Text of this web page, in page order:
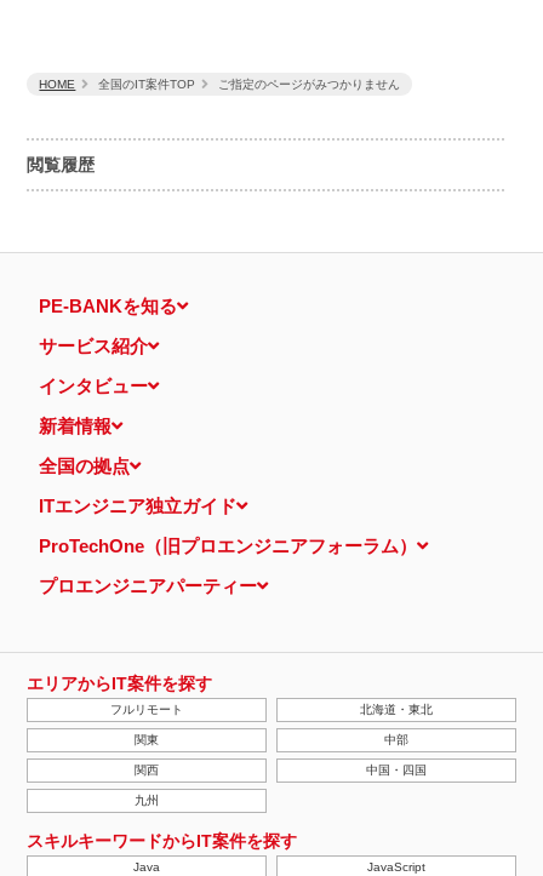
閲覧履歴
HOME 全国のIT案件TOP ご指定のページがみつかりません
PE-BANKを知る
サービス紹介
インタビュー
新着情報
全国の拠点
ITエンジニア独立ガイド
ProTechOne（旧プロエンジニアフォーラム）
プロエンジニアパーティー
エリアからIT案件を探す
フルリモート 北海道・東北
関東 中部
関西 中国・四国
九州
スキルキーワードからIT案件を探す
Java JavaScript